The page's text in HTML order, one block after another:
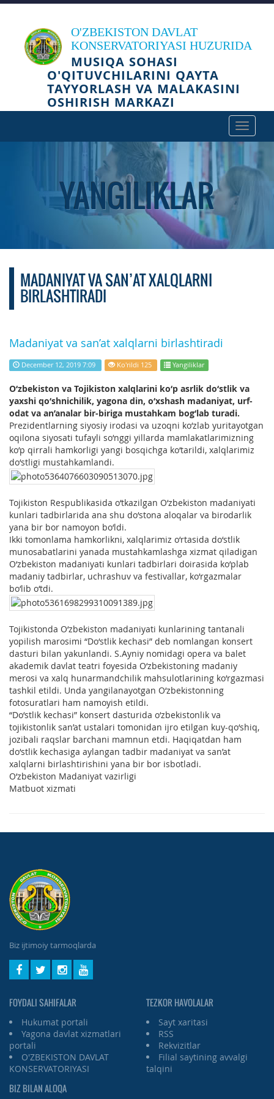
O'ZBEKISTON DAVLAT
KONSERVATORIYASI HUZURIDA
MUSIQA SOHASI
O'QITUVCHILARINI QAYTA
TAYYORLASH VA MALAKASINI
OSHIRISH MARKAZI
Toggle
YANGILIKLAR
MADANIYAT VA SAN’AT XALQLARNI
BIRLASHTIRADI
Madaniyat va san’at xalqlarni birlashtiradi
December 12, 2019 7:09 Ko'rildi 125 Yangiliklar
O‘zbekiston va Tojikiston xalqlarini ko‘p asrlik do‘stlik va
yaxshi qo‘shnichilik, yagona din, o‘xshash madaniyat, urf-
odat va an’analar bir-biriga mustahkam bog‘lab turadi.
Prezidentlarning siyosiy irodasi va uzoqni ko‘zlab yuritayotgan
oqilona siyosati tufayli so‘nggi yillarda mamlakatlarimizning
ko‘p qirrali hamkorligi yangi bosqichga ko‘tarildi, xalqlarimiz
do‘stligi mustahkamlandi.
Tojikiston Respublikasida o‘tkazilgan O‘zbekiston madaniyati
kunlari tadbirlarida ana shu do‘stona aloqalar va birodarlik
yana bir bor namoyon bo‘ldi.
Ikki tomonlama hamkorlikni, xalqlarimiz o‘rtasida do‘stlik
munosabatlarini yanada mustahkamlashga xizmat qiladigan
O‘zbekiston madaniyati kunlari tadbirlari doirasida ko‘plab
madaniy tadbirlar, uchrashuv va festivallar, ko‘rgazmalar
bo‘lib o‘tdi.
Tojikistonda O‘zbekiston madaniyati kunlarining tantanali
yopilish marosimi “Do‘stlik kechasi” deb nomlangan konsert
dasturi bilan yakunlandi. S.Ayniy nomidagi opera va balet
akademik davlat teatri foyesida O‘zbekistoning madaniy
merosi va xalq hunarmandchilik mahsulotlarining ko‘rgazmasi
tashkil etildi. Unda yangilanayotgan O‘zbekistonning
fotosuratlari ham namoyish etildi.
“Do‘stlik kechasi” konsert dasturida o‘zbekistonlik va
tojikistonlik san’at ustalari tomonidan ijro etilgan kuy-qo‘shiq,
jozibali raqslar barchani mamnun etdi. Haqiqatdan ham
do‘stlik kechasiga aylangan tadbir madaniyat va san’at
xalqlarni birlashtirishini yana bir bor isbotladi.
O‘zbekiston Madaniyat vazirligi
Matbuot xizmati
Biz ijtimoiy tarmoqlarda
FOYDALI SAHIFALAR
Hukumat portali
Yagona davlat xizmatlari
portali
O'ZBEKISTON DAVLAT
KONSERVATORIYASI
TEZKOR HAVOLALAR
Sayt xaritasi
RSS
Rekvizitlar
Filial saytining avvalgi
talqini
BIZ BILAN ALOQA